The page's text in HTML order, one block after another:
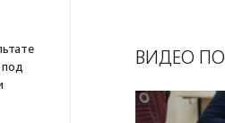
под
ВИДЕО